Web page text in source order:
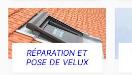
RÉPARATION ET
POSE DE VELUX